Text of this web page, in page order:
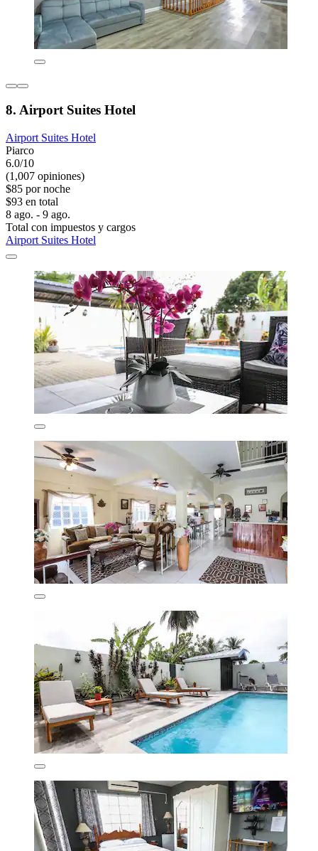
8. Airport Suites Hotel
Airport Suites Hotel
Piarco
6.0/10
(1,007 opiniones)
$85 por noche
$93 en total
8 ago. - 9 ago.
Total con impuestos y cargos
Airport Suites Hotel